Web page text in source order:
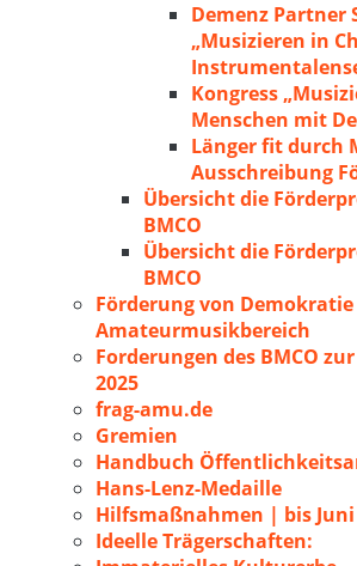
Demenz Partner
„Musizieren in
Kongress
Menschen mit
Länger fit durch
Ausschreibung
Übersicht die
BMCO
Übersicht die
BMCO
Förderung von
Amateurmusikbereich
Forderungen des BMCO
2025
frag-amu.de
Gremien
Handbuch
Hans-Lenz-Medaille
Hilfsmaßnahmen | bis Juni
Ideelle Trägerschaften: